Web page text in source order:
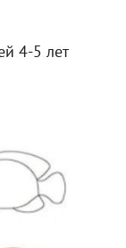
4-5 лет